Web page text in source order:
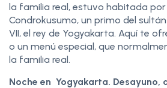
la familia real, estuvo habitada por
Condrokusumo, un primo del
VII, el rey de Yogyakarta. Aquí te
o un menú especial, que
la familia real.
Noche en Yogyakarta. Desayuno,